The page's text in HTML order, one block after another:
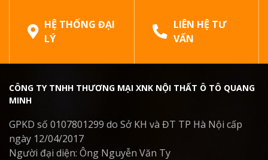
HỆ THỐNG ĐẠI
LÝ
LIÊN HỆ TƯ
VẤN
CÔNG TY TNHH THƯƠNG MẠI XNK NỘI THẤT Ô TÔ QUANG
MINH
GPKD số 0107801299 do Sở KH và ĐT TP Hà Nội cấp
ngày 12/04/2017
Người đại diện: Ông Nguyễn Văn Ty